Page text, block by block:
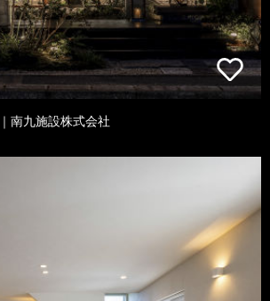
南九施設株式会社